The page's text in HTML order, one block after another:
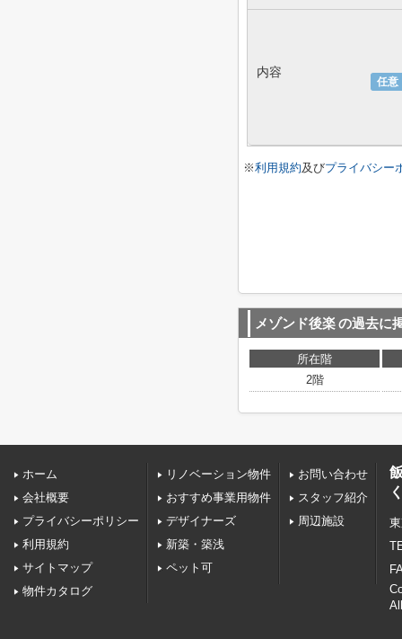
任意
内容
※利用規約及びプライバシー
メゾンド後楽の過去に
所在階
2階
ホーム
会社概要
プライバシーポリシー
利用規約
サイトマップ
物件カタログ
リノベーション物件
おすすめ事業用物件
デザイナーズ
新築・築浅
ペット可
お問い合わせ
スタッフ紹介
周辺施設